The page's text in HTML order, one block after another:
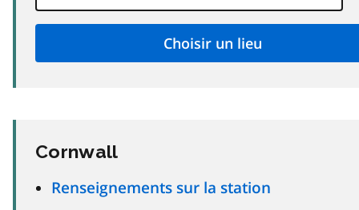
Cornwall
Renseignements sur la station